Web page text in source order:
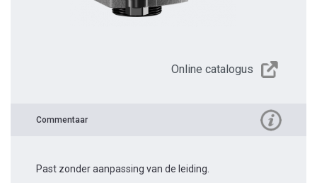
Online catalogus
Commentaar
Past zonder aanpassing van de leiding.